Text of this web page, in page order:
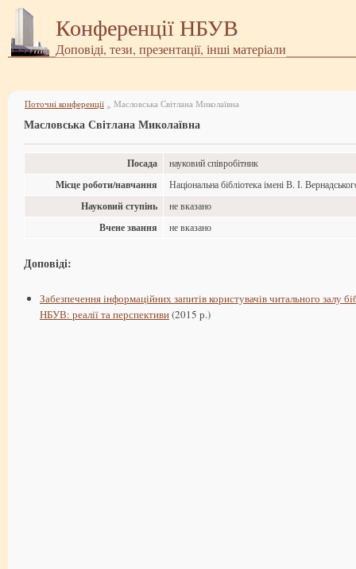
Конференції НБУВ
Доповіді, тези, презентації, інші матеріали
Поточні конференції » Масловська Світлана Миколаївна
Масловська Світлана Миколаївна
Посада науковий співробітник
Місце роботи/навчання Національна бібліотека імені В. І.
Науковий ступінь не вказано
Вчене звання не вказано
Доповіді:
Забезпечення інформаційних запитів користувачів читального залу
НБУВ: реалії та перспективи(2015 р.)